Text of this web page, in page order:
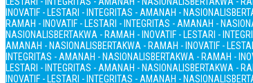
INOVATIF - LESTARI - INTEGRITAS - AMANAH - NASIONALIS
RAMAH - INOVATIF - LESTARI - INTEGRITAS - AMANAH -
NASIONALISBERTAKWA - RAMAH - INOVATIF - LESTARI -
AMANAH - NASIONALISBERTAKWA - RAMAH - INOVATIF -
INTEGRITAS - AMANAH - NASIONALISBERTAKWA - RAMAH -
LESTARI - INTEGRITAS - AMANAH - NASIONALISBERTAKWA -
INOVATIF - LESTARI - INTEGRITAS - AMANAH - NASIONALIS